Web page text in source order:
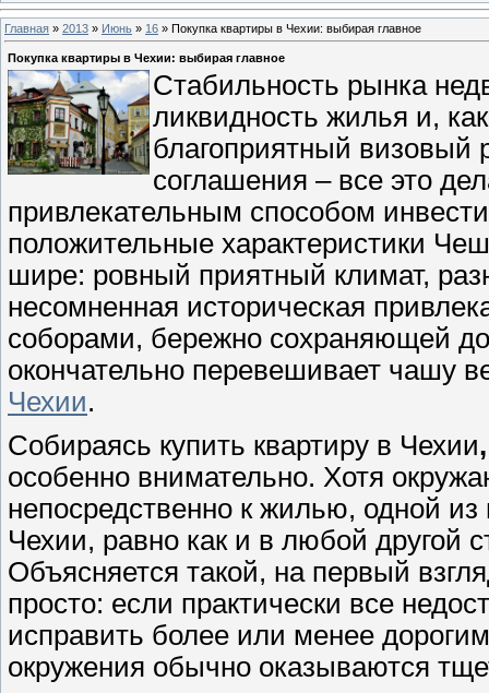
Главная » 2013 » Июнь » 16 » Покупка квартиры в Чехии: выбирая главное
Покупка квартиры в Чехии: выбирая главное
Стабильность рынка
ликвидность жилья и,
благоприятный визовый
соглашения – все это
привлекательным способом
положительные характеристики
шире: ровный приятный климат,
несомненная историческая
соборами, бережно сохраняющей
окончательно перевешивает чашу
Чехии.
Собираясь купить квартиру в Чехии,
особенно внимательно. Хотя
непосредственно к жилью, одной
Чехии, равно как и в любой другой
Объясняется такой, на первый
просто: если практически все
исправить более или менее
окружения обычно оказываются